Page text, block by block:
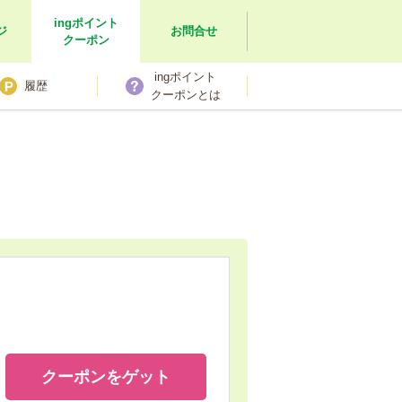
ingポイント
クーポン
お問合せ
履歴
ingポイント
クーポンとは
クーポンをゲット